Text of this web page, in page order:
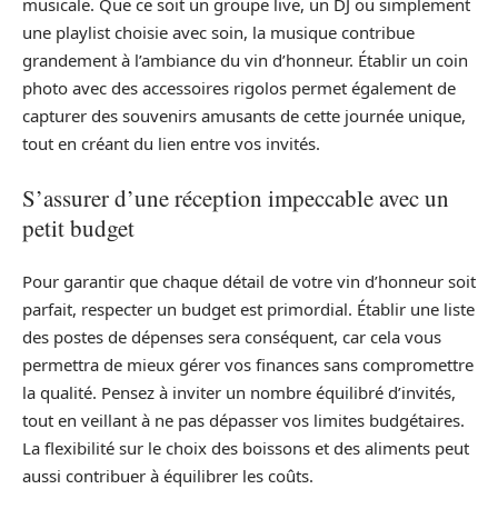
musicale. Que ce soit un groupe live, un DJ ou simplement
une playlist choisie avec soin, la musique contribue
grandement à l’ambiance du vin d’honneur. Établir un coin
photo avec des accessoires rigolos permet également de
capturer des souvenirs amusants de cette journée unique,
tout en créant du lien entre vos invités.
S’assurer d’une réception impeccable avec un
petit budget
Pour garantir que chaque détail de votre vin d’honneur soit
parfait, respecter un budget est primordial. Établir une liste
des postes de dépenses sera conséquent, car cela vous
permettra de mieux gérer vos finances sans compromettre
la qualité. Pensez à inviter un nombre équilibré d’invités,
tout en veillant à ne pas dépasser vos limites budgétaires.
La flexibilité sur le choix des boissons et des aliments peut
aussi contribuer à équilibrer les coûts.